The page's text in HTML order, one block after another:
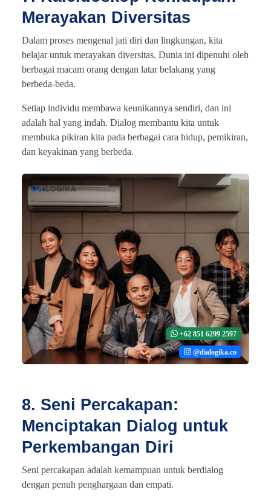
Merayakan Diversitas
Dalam proses mengenal jati diri dan lingkungan, kita
belajar untuk merayakan diversitas. Dunia ini dipenuhi oleh
berbagai macam orang dengan latar belakang yang
berbeda-beda.
Setiap individu membawa keunikannya sendiri, dan ini
adalah hal yang indah. Dialog membantu kita untuk
membuka pikiran kita pada berbagai cara hidup, pemikiran,
dan keyakinan yang berbeda.
+62 851 6299 2597
@dialogika.co
8. Seni Percakapan:
Menciptakan Dialog untuk
Perkembangan Diri
Seni percakapan adalah kemampuan untuk berdialog
dengan penuh penghargaan dan empati.